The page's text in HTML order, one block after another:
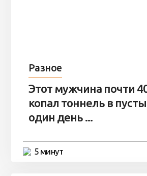
Разное
Этот мужчина почти
копал тоннель в
один день ...
5 минут